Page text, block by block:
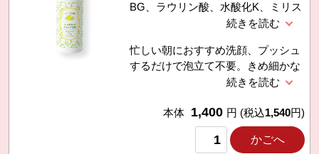
BG、ラウリン酸、水酸化K、ミリス
チン酸、ジグリセリン、ラウリルヒ
DEA、イソステアリン酸、フェノキ
シエタノール、パルミチン酸、ベル
ガモット果実油、オレンジ果皮油、
葉油、ローマカミツレ花油、ティー
ツリー葉油、グレープフルーツ果皮
油、クエン酸、ココイルグリシン
忙しい朝におすすめ洗顔、プッシュ
するだけで泡立て不要。きめ細かな
泡で汚れを吸着しお肌に負担もかけ
本体 1,400 円 (税込1,540円)
かごへ